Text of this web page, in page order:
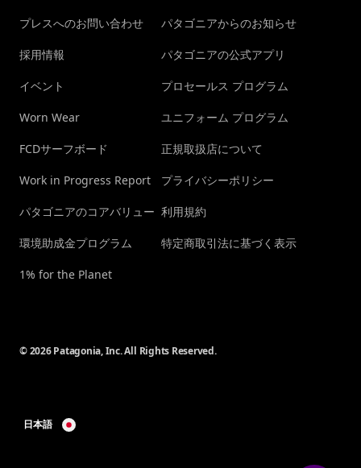
プレスへのお問い合わせ
採用情報
イベント
Worn Wear
FCDサーフボード
Work in Progress Report
パタゴニアのコアバリュー
環境助成金プログラム
1% for the Planet
パタゴニアからのお知らせ
パタゴニアの公式アプリ
プロセールス プログラム
ユニフォーム プログラム
正規取扱店について
プライバシーポリシー
利用規約
特定商取引法に基づく表示
© 2026 Patagonia, Inc. All Rights Reserved.
日本語